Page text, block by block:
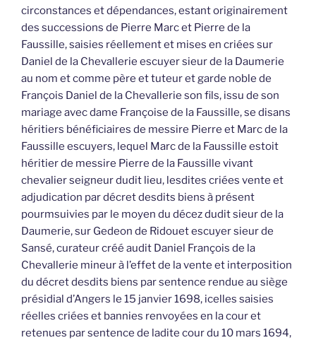
circonstances et dépendances, estant originairement
des successions de Pierre Marc et Pierre de la
Faussille, saisies réellement et mises en criées sur
Daniel de la Chevallerie escuyer sieur de la Daumerie
au nom et comme père et tuteur et garde noble de
François Daniel de la Chevallerie son fils, issu de son
mariage avec dame Françoise de la Faussille, se disans
héritiers bénéficiaires de messire Pierre et Marc de la
Faussille escuyers, lequel Marc de la Faussille estoit
héritier de messire Pierre de la Faussille vivant
chevalier seigneur dudit lieu, lesdites criées vente et
adjudication par décret desdits biens à présent
pourmsuivies par le moyen du décez dudit sieur de la
Daumerie, sur Gedeon de Ridouet escuyer sieur de
Sansé, curateur créé audit Daniel François de la
Chevallerie mineur à l’effet de la vente et interposition
du décret desdits biens par sentence rendue au siège
présidial d’Angers le 15 janvier 1698, icelles saisies
réelles criées et bannies renvoyées en la cour et
retenues par sentence de ladite cour du 10 mars 1694,